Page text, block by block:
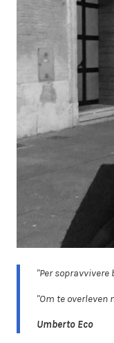
"Per
"Om te overleven
Umberto Eco